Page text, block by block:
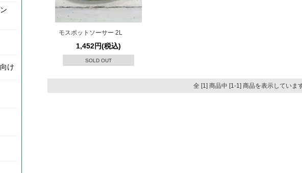
け
モスポットソーサー 2L
1,452円(税込)
SOLD OUT
全 [1] 商品中 [1-1] 商品を表示していま